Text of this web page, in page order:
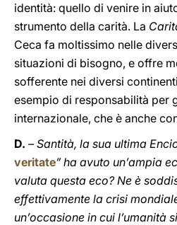
identità: quello di venire in
strumento della carità. La
Ceca fa moltissimo nelle
situazioni di bisogno, e offre
sofferente nei diversi
esempio di responsabilità per
internazionale, che è anche
D. – Santità, la sua ultima
veritate” ha avuto un’ampia
valuta questa eco? Ne è
effettivamente la crisi
un’occasione in cui l’umanità